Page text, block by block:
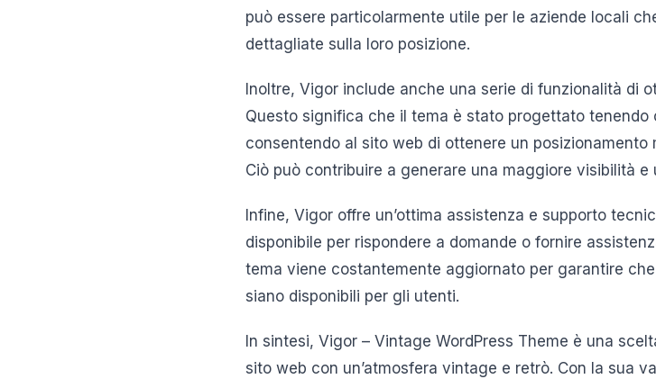
può essere particolarmente utile per le aziende locali
dettagliate sulla loro posizione.
Inoltre, Vigor include anche una serie di funzionalità di
Questo significa che il tema è stato progettato tenendo
consentendo al sito web di ottenere un
Ciò può contribuire a generare una maggiore visibilità
Infine, Vigor offre un’ottima assistenza e supporto
disponibile per rispondere a domande o fornire
tema viene costantemente aggiornato per garantire
siano disponibili per gli utenti.
In sintesi, Vigor – Vintage WordPress Theme è una
sito web con un’atmosfera vintage e retrò. Con la sua